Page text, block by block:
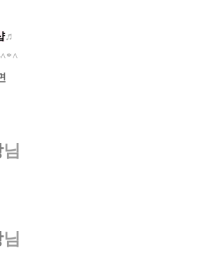
♬
^*^
님
님